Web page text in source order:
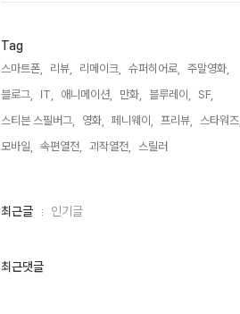
Tag
스마트폰, 리뷰, 리메이크, 슈퍼히어로,
주말영화,
블로그,
IT, 애니메이션, 만화, 블루레이,
SF,
스티븐 스필버그,
영화, 페니웨이, 프리뷰,
스타워즈,
모바일,
속편열전, 괴작열전, 스릴러,
최
인
최근글 인기글
최근댓글